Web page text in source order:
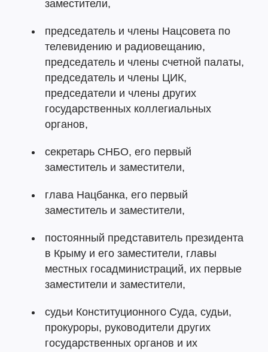
заместители,
председатель и члены Нацсовета по
телевидению и радиовещанию,
председатель и члены счетной палаты,
председатель и члены ЦИК,
председатели и члены других
государственных коллегиальных
органов,
секретарь СНБО, его первый
заместитель и заместители,
глава Нацбанка, его первый
заместитель и заместители,
постоянный представитель президента
в Крыму и его заместители, главы
местных госадминистраций, их первые
заместители и заместители,
судьи Конституционного Суда, судьи,
прокуроры, руководители других
государственных органов и их